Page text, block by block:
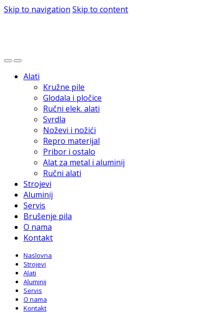
Skip to navigation Skip to content
Alati
Kružne pile
Glodala i pločice
Ručni elek. alati
Svrdla
Noževi i nožići
Repro materijal
Pribor i ostalo
Alat za metal i aluminij
Ručni alati
Strojevi
Aluminij
Servis
Brušenje pila
O nama
Kontakt
Naslovna
Strojevi
Alati
Aluminij
Servis
O nama
Kontakt